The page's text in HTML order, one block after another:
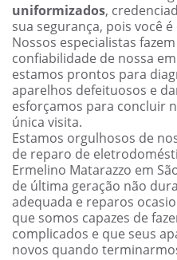
uniformizados,
sua segurança, pois você
Nossos especialistas
confiabilidade de nossa
estamos prontos para
aparelhos defeituosos e
esforçamos para concluir
única visita.
Estamos orgulhosos de
de reparo de
Ermelino Matarazzo em
de última geração não
adequada e reparos
que somos capazes de
complicados e que seus
novos quando